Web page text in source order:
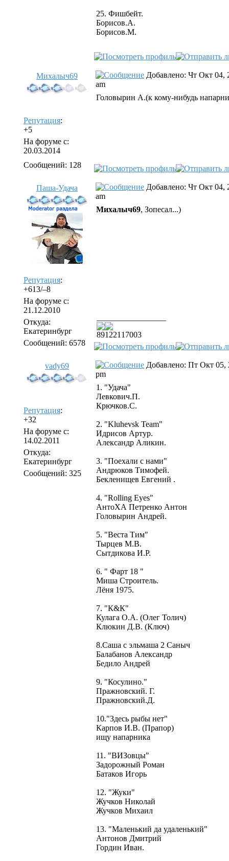
25. Фишбейт.
Борисов.А.
Борисов.М.
Михалыч69
Репутация:
+5
На форуме с:
20.03.2014
Сообщений: 128
Добавлено: Чт Окт 04,
am
Головырин А.(к кому-нибудь
Паша-Удача
Репутация:
+613/–8
На форуме с:
21.12.2010
Откуда:
Екатеринбург
Сообщений: 6578
Добавлено: Чт Окт 04,
am
Михалыч69, Зопесал...)
89122117003
vady69
Репутация:
+32
На форуме с:
14.02.2011
Откуда:
Екатеринбург
Сообщений: 325
Добавлено: Пт Окт 05,
pm
1. "Удача"
Левкович.П.
Крючков.С.
2. "Kluhevsk Team"
Идрисов Артур.
Александр Аликин.
3. "Поехали с нами"
Андрюков Тимофей.
Бекленищев Евгений .
4. "Rolling Eyes"
АнтоХА Петренко Антон
Головырин Андрей.
5. "Веста Тим"
Тырцев М.В.
Сытдикова И.Р.
6. " Фарт 18 "
Миша Строитель.
Лёня 1975.
7. "К&К"
Кулага О.А. (Олег Толич)
Клюкин Д.В. (Ключ)
8.Саша с эльмаша 2 Саныч
Балабанов Александр
Бедило Андрей
9. "Косулино."
Пражновский. Г.
Пражновский.Д.
10."Здесь рыбы нет"
Карпов И.В. (Прапор)
ищу напарника
11. "ВИЗовцы"
Задорожный Роман
Батаков Игорь
12. "Жуки"
Жучков Николай
Жучков Михаил
13. "Маленький да удаленький"
Антонов Дмитрий
Гордин Иван.